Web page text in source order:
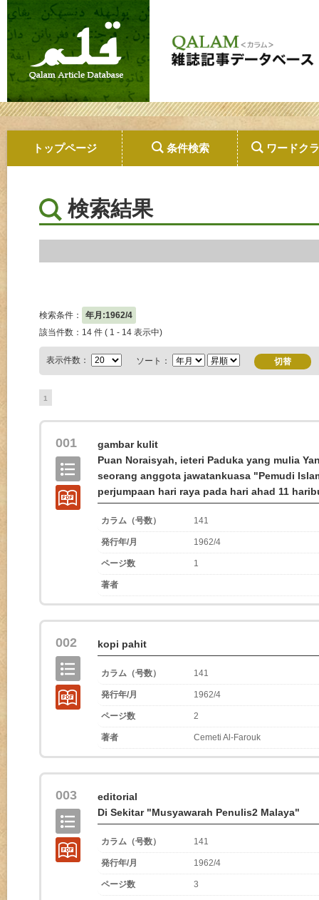
トップページ 条件検索 ワードク
検索結果
検索条件：
年月:1962/4
該当件数：14 件 ( 1 - 14 表示中)
表示件数： ソート：
1
001
gambar kulit
Puan Noraisyah, ieteri Paduka yang mulia
seorang anggota jawatankuasa "Pemudi
perjumpaan hari raya pada hari ahad 11
カラム（号数） 141
発行年/月 1962/4
ページ数 1
著者
002 kopi pahit
カラム（号数） 141
発行年/月 1962/4
ページ数 2
著者 Cemeti Al-Farouk
003
editorial
Di Sekitar "Musyawarah Penulis2 Malaya"
カラム（号数） 141
発行年/月 1962/4
ページ数 3